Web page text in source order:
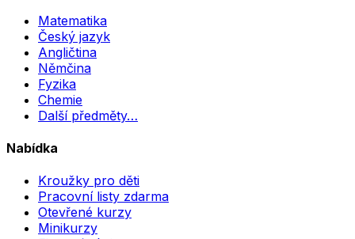
Matematika
Český jazyk
Angličtina
Němčina
Fyzika
Chemie
Další předměty…
Nabídka
Kroužky pro děti
Pracovní listy zdarma
Otevřené kurzy
Minikurzy